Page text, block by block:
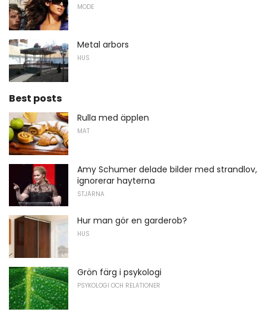
MODE
Metal arbors
HUS
Best posts
Rulla med äpplen
MAT
Amy Schumer delade bilder med strandlov,
ignorerar hayterna
STJÄRNA
Hur man gör en garderob?
HUS
Grön färg i psykologi
PSYKOLOGI OCH RELATIONER